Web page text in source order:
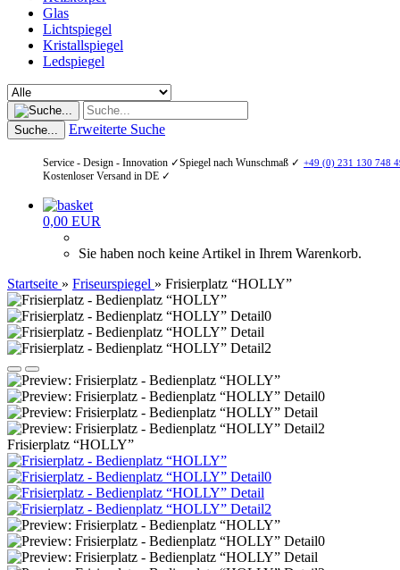
Glas
Lichtspiegel
Kristallspiegel
Ledspiegel
Suche... Erweiterte Suche
Service - Design - Innovation ✓Spiegel nach Wunschmaß ✓ +49 (0) 231 130 748
Kostenloser Versand in DE ✓
0,00 EUR
Sie haben noch keine Artikel in Ihrem Warenkorb.
Startseite » Friseurspiegel » Frisierplatz “HOLLY”
Frisierplatz “HOLLY”